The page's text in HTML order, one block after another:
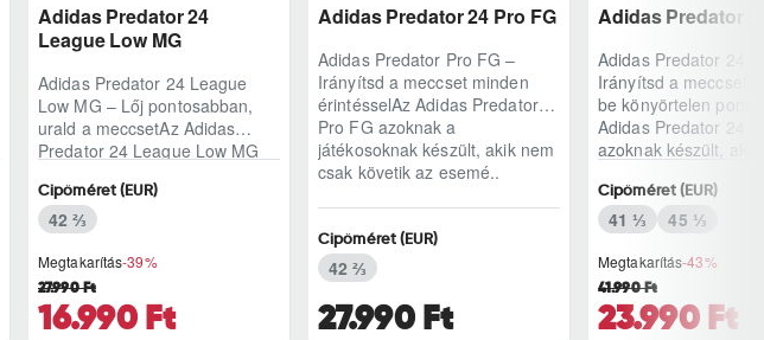
Adidas Predator 24
League Low MG
Adidas Predator 24 League
Low MG – Lőj pontosabban,
urald a meccsetAz Adidas
Predator 24 League Low MG
játszani akarnak..
Megtakarítás-39%
16.990 Ft
27.990 Ft
Cipőméret (EUR)
42 ⅔
Adidas Predator 24 Pro FG
Adidas Predator Pro FG –
Irányítsd a meccset minden
érintésselAz Adidas Predator
Pro FG azoknak a
játékosoknak készült, akik nem
csak követik az esemé..
27.990 Ft
Cipőméret (EUR)
42 ⅔
Adidas Predator
Adidas Predator 24
Irányítsd a meccset,
be könyörtelen
Adidas Predator 24
azoknak készült,
Megtakarítás-43%
23.990 Ft
41.990 Ft
Cipőméret (EUR)
41 ⅓ 45 ⅓